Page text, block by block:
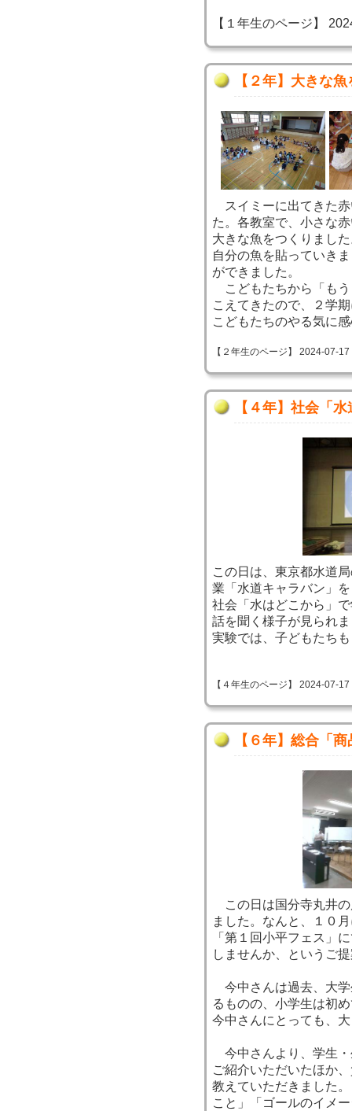
【１年生のページ】
【２年】大きな
スイミーに出てきた赤
た。各教室で、小さな
大きな魚をつくりまし
自分の魚を貼っていき
ができました。
こどもたちから「もう
こえてきたので、２学
こどもたちのやる気に
【２年生のページ】 2024-07-
【４年】社会「
この日は、東京都水道
業「水道キャラバン」
社会「水はどこから」
話を聞く様子が見られ
実験では、子どもたち
【４年生のページ】 2024-07-
【６年】総合「
この日は国分寺丸井の
ました。なんと、１０
「第１回小平フェス」
しませんか、というご
今中さんは過去、大学
るものの、小学生は初
今中さんにとっても、
今中さんより、学生・
ご紹介いただいたほか
教えていただきました
こと」「ゴールのイメ